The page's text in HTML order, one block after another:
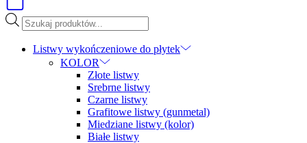
Wyszukiwarka
produktów
Listwy wykończeniowe do płytek
KOLOR
Złote listwy
Srebrne listwy
Czarne listwy
Grafitowe listwy (gunmetal)
Miedziane listwy (kolor)
Białe listwy